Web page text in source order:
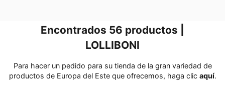
Encontrados 56 productos |
LOLLIBONI
Para hacer un pedido para su tienda de la gran variedad de
productos de Europa del Este que ofrecemos, haga clic aquí․